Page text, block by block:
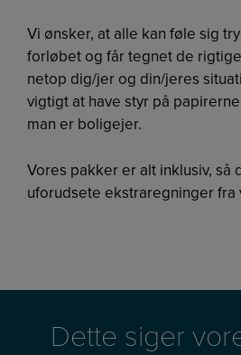
Vi ønsker, at alle kan føle sig
forløbet og får tegnet de
netop dig/jer og din/jeres
vigtigt at have styr på
man er boligejer.
Vores pakker er alt inklusiv, så
uforudsete ekstraregninger fra
Dette siger